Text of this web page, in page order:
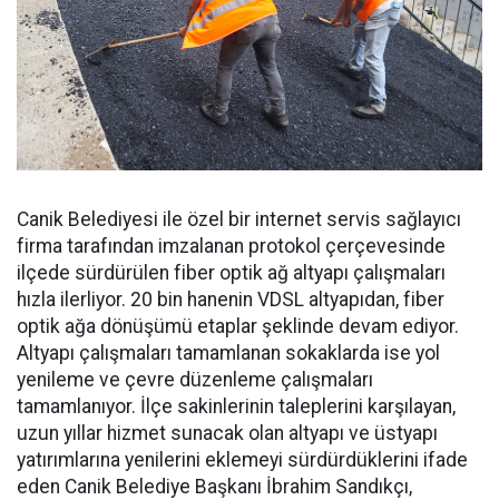
Canik Belediyesi ile özel bir internet servis sağlayıcı
firma tarafından imzalanan protokol çerçevesinde
ilçede sürdürülen fiber optik ağ altyapı çalışmaları
hızla ilerliyor. 20 bin hanenin VDSL altyapıdan, fiber
optik ağa dönüşümü etaplar şeklinde devam ediyor.
Altyapı çalışmaları tamamlanan sokaklarda ise yol
yenileme ve çevre düzenleme çalışmaları
tamamlanıyor. İlçe sakinlerinin taleplerini karşılayan,
uzun yıllar hizmet sunacak olan altyapı ve üstyapı
yatırımlarına yenilerini eklemeyi sürdürdüklerini ifade
eden Canik Belediye Başkanı İbrahim Sandıkçı,